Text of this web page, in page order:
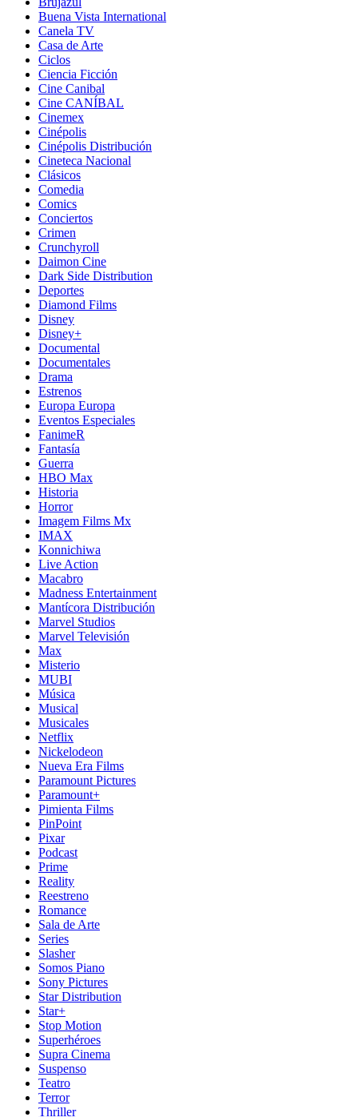
Buena Vista International
Canela TV
Casa de Arte
Ciclos
Ciencia Ficción
Cine Canibal
Cine CANÍBAL
Cinemex
Cinépolis
Cinépolis Distribución
Cineteca Nacional
Clásicos
Comedia
Comics
Conciertos
Crimen
Crunchyroll
Daimon Cine
Dark Side Distribution
Deportes
Diamond Films
Disney
Disney+
Documental
Documentales
Drama
Estrenos
Europa Europa
Eventos Especiales
FanimeR
Fantasía
Guerra
HBO Max
Historia
Horror
Imagem Films Mx
IMAX
Konnichiwa
Live Action
Macabro
Madness Entertainment
Mantícora Distribución
Marvel Studios
Marvel Televisión
Max
Misterio
MUBI
Música
Musical
Musicales
Netflix
Nickelodeon
Nueva Era Films
Paramount Pictures
Paramount+
Pimienta Films
PinPoint
Pixar
Podcast
Prime
Reality
Reestreno
Romance
Sala de Arte
Series
Slasher
Somos Piano
Sony Pictures
Star Distribution
Star+
Stop Motion
Superhéroes
Supra Cinema
Suspenso
Teatro
Terror
Thriller